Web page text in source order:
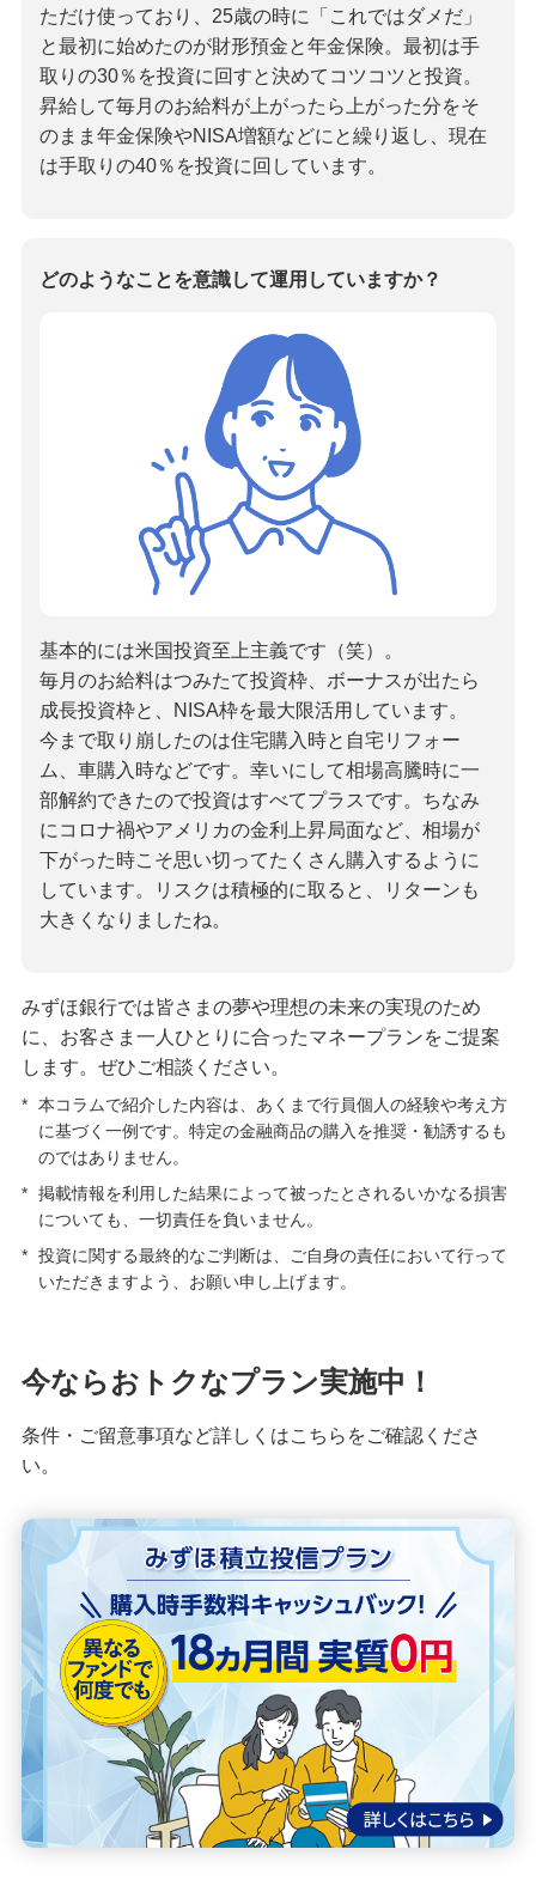
ただけ使っており、25歳の時に「これではダメだ」
と最初に始めたのが財形預金と年金保険。最初は手
取りの30％を投資に回すと決めてコツコツと投資。
昇給して毎月のお給料が上がったら上がった分をそ
のまま年金保険やNISA増額などにと繰り返し、現在
は手取りの40％を投資に回しています。
どのようなことを意識して運用していますか？
基本的には米国投資至上主義です（笑）。
毎月のお給料はつみたて投資枠、ボーナスが出たら
成長投資枠と、NISA枠を最大限活用しています。
今まで取り崩したのは住宅購入時と自宅リフォー
ム、車購入時などです。幸いにして相場高騰時に一
部解約できたので投資はすべてプラスです。ちなみ
にコロナ禍やアメリカの金利上昇局面など、相場が
下がった時こそ思い切ってたくさん購入するように
しています。リスクは積極的に取ると、リターンも
大きくなりましたね。
みずほ銀行では皆さまの夢や理想の未来の実現のため
に、お客さま一人ひとりに合ったマネープランをご提案
します。ぜひご相談ください。
* 本コラムで紹介した内容は、あくまで行員個人の経験や考え方
に基づく一例です。特定の金融商品の購入を推奨・勧誘するも
のではありません。
* 掲載情報を利用した結果によって被ったとされるいかなる損害
についても、一切責任を負いません。
* 投資に関する最終的なご判断は、ご自身の責任において行って
いただきますよう、お願い申し上げます。
今ならおトクなプラン実施中！
条件・ご留意事項など詳しくはこちらをご確認くださ
い。